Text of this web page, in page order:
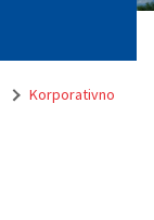
Korporativno